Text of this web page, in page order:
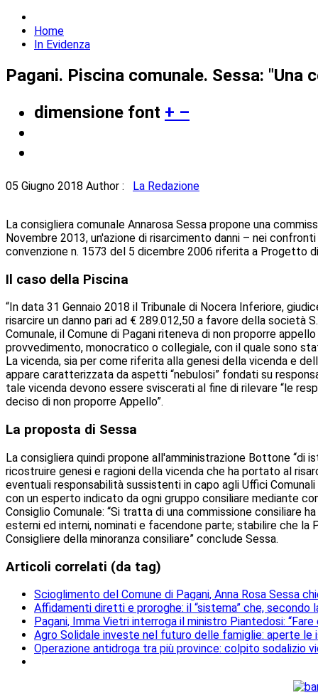
Home
In Evidenza
Pagani. Piscina comunale. Sessa:
dimensione font + –
05 Giugno 2018 Author : La Redazione
La consigliera comunale Annarosa Sessa propone una
Novembre 2013, un'azione di risarcimento danni – nei
convenzione n. 1573 del 5 dicembre 2006 riferita a Progetto
Il caso della Piscina
“In data 31 Gennaio 2018 il Tribunale di Nocera Inferiore,
risarcire un danno pari ad € 289.012,50 a favore della società
Comunale, il Comune di Pagani riteneva di non proporre
provvedimento, monocratico o collegiale, con il quale sono
La vicenda, sia per come riferita alla genesi della vicenda e
appare caratterizzata da aspetti “nebulosi” fondati su
tale vicenda devono essere sviscerati al fine di rilevare “le
deciso di non proporre Appello”.
La proposta di Sessa
La consigliera quindi propone all'amministrazione Bottone “di
ricostruire genesi e ragioni della vicenda che ha portato al
eventuali responsabilità sussistenti in capo agli Uffici
con un esperto indicato da ogni gruppo consiliare mediante
Consiglio Comunale: “Si tratta di una commissione consiliare
esterni ed interni, nominati e facendone parte; stabilire che la
Consigliere della minoranza consiliare” conclude Sessa.
Articoli correlati (da tag)
Scioglimento del Comune di Pagani, Anna Rosa Sessa
Affidamenti diretti e proroghe: il “sistema” che,
Pagani, Imma Vietri interroga il ministro Piantedosi:
Agro Solidale investe nel futuro delle famiglie: aperte le
Operazione antidroga tra più province: colpito sodalizio